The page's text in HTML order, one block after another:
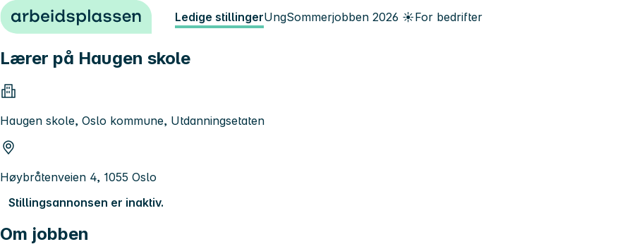
Hopp til innhold Ledige stillingerUngSommerjobben 2026 ☀️For bedrifter
Lærer på Haugen skole
Haugen skole, Oslo kommune, Utdanningsetaten
Høybråtenveien 4, 1055 Oslo
Stillingsannonsen er inaktiv.
Om jobben